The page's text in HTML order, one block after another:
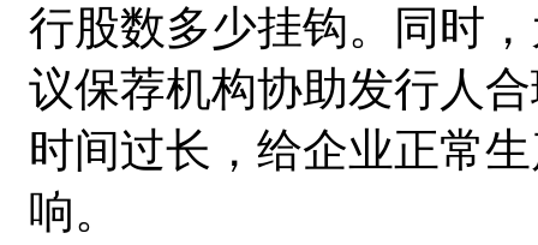
行股数多少挂钩。同时
议保荐机构协助发行人
时间过长，给企业正常
响。